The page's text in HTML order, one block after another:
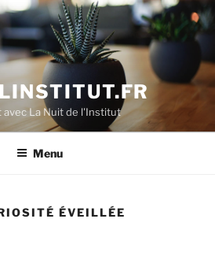
avec La Nuit de l'Institut
Menu
ÉVEILLÉE